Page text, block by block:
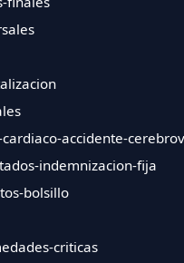
accidente-
indemnizacion-fija
bolsillo
criticas